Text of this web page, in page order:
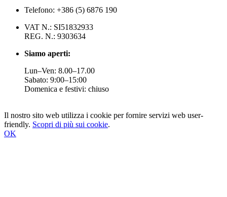
Telefono: +386 (5) 6876 190
VAT N.: SI51832933
REG. N.: 9303634
Siamo aperti:
Lun–Ven: 8.00–17.00
Sabato: 9:00–15:00
Domenica e festivi: chiuso
Il nostro sito web utilizza i cookie per fornire servizi web user-
friendly. Scopri di più sui cookie.
OK